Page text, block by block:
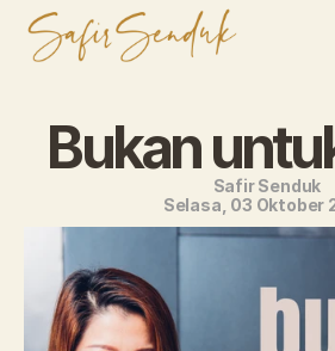
Bukan
Safir Senduk
Selasa, 03 Oktober